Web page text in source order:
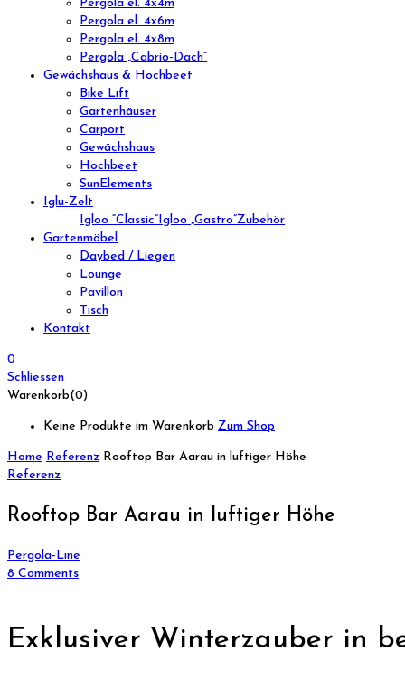
Pergola el. 4x4m
Pergola el. 4x6m
Pergola el. 4x8m
Pergola „Cabrio-Dach“
Gewächshaus & Hochbeet
Bike Lift
Gartenhäuser
Carport
Gewächshaus
Hochbeet
SunElements
Iglu-Zelt
Igloo “Classic” Igloo „Gastro”Zubehör
Gartenmöbel
Daybed / Liegen
Lounge
Pavillon
Tisch
Kontakt
0
Schliessen
Warenkorb(0)
Keine Produkte im Warenkorb Zum Shop
Home Referenz Rooftop Bar Aarau in luftiger Höhe
Referenz
Rooftop Bar Aarau in luftiger Höhe
Pergola-Line
8 Comments
Exklusiver Winterzauber in